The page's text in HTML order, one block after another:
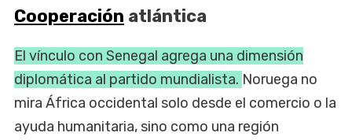
Cooperación atlántica
El vínculo con Senegal agrega una dimensión
diplomática al partido mundialista. Noruega no
mira África occidental solo desde el comercio o la
ayuda humanitaria, sino como una región